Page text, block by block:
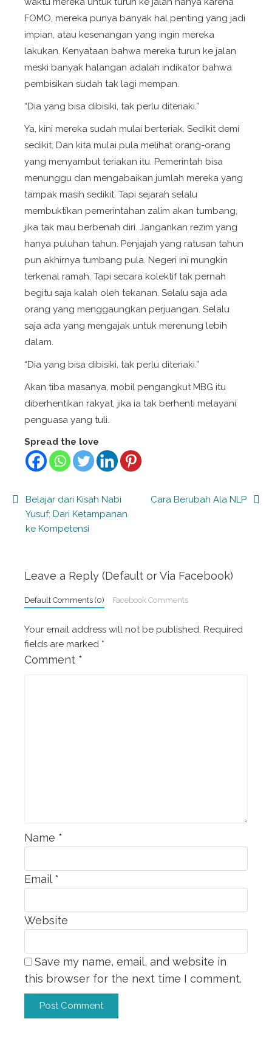
FOMO, mereka punya banyak hal penting yang jadi
impian, atau kesenangan yang ingin mereka
lakukan. Kenyataan bahwa mereka turun ke jalan
meski banyak halangan adalah indikator bahwa
pembisikan sudah tak lagi mempan.
“Dia yang bisa dibisiki, tak perlu diteriaki.”
Ya, kini mereka sudah mulai berteriak. Sedikit demi
sedikit. Dan kita mulai pula melihat orang-orang
yang menyambut teriakan itu. Pemerintah bisa
menunggu dan mengabaikan jumlah mereka yang
tampak masih sedikit. Tapi sejarah selalu
membuktikan pemerintahan zalim akan tumbang,
jika tak mau berbenah diri. Jangankan rezim yang
hanya puluhan tahun. Penjajah yang ratusan tahun
pun akhirnya tumbang pula. Negeri ini mungkin
terkenal ramah. Tapi secara kolektif tak pernah
begitu saja kalah oleh tekanan. Selalu saja ada
orang yang menggaungkan perjuangan. Selalu
saja ada yang mengajak untuk merenung lebih
dalam.
“Dia yang bisa dibisiki, tak perlu diteriaki.”
Akan tiba masanya, mobil pengangkut MBG itu
diberhentikan rakyat, jika ia tak berhenti melayani
penguasa yang tuli.
Spread the love
Post
navigation
Belajar dari Kisah Nabi
Yusuf: Dari Ketampanan
ke Kompetensi
Cara Berubah Ala NLP
Leave a Reply (Default or Via Facebook)
Default Comments (0) Facebook Comments
Your email address will not be published. Required
fields are marked *
Comment *
Name *
Email *
Website
Save my name, email, and website in
this browser for the next time I comment.